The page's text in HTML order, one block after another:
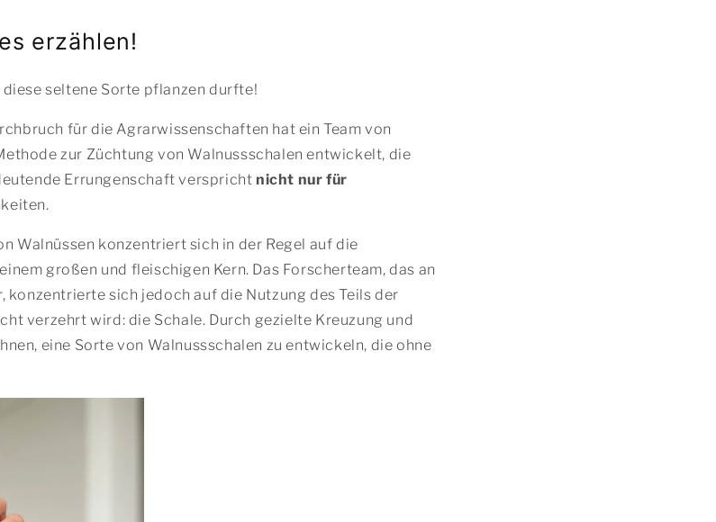
erzählen!
seltene Sorte pflanzen durfte!
für die Agrarwissenschaften hat ein Team von
zur Züchtung von Walnussschalen entwickelt, die
Errungenschaft verspricht nicht nur für
Walnüssen konzentriert sich in der Regel auf die
großen und fleischigen Kern. Das Forscherteam, das an
sich jedoch auf die Nutzung des Teils der
verzehrt wird: die Schale. Durch gezielte Kreuzung und
eine Sorte von Walnussschalen zu entwickeln, die ohne